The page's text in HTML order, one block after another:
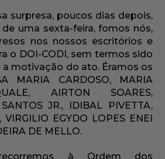
surpresa, poucos dias depois,
uma sexta-feira, fomos nós,
nos nossos escritórios e
o DOI-CODI, sem termos sido
motivação do ato. Éramos os
MARIA CARDOSO, MARIA
AIRTON SOARES,
JR., IDIBAL PIVETTA,
VIRGILIO EGYDO LOPES ENEI
DE MELLO.
à Ordem dos